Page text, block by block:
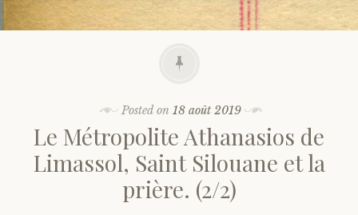
Posted on18 août 2019
Le Métropolite Athanasios de
Limassol, Saint Silouane et la
prière. (2/2)